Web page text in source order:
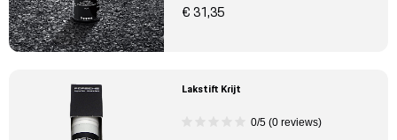
€ 31,35
Lakstift Krijt
0/5 (0 reviews)